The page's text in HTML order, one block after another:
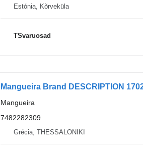
Estónia, Kõrveküla
TSvaruosad
Mangueira Brand DESCRIPTION
Mangueira
7482282309
Grécia, THESSALONIKI